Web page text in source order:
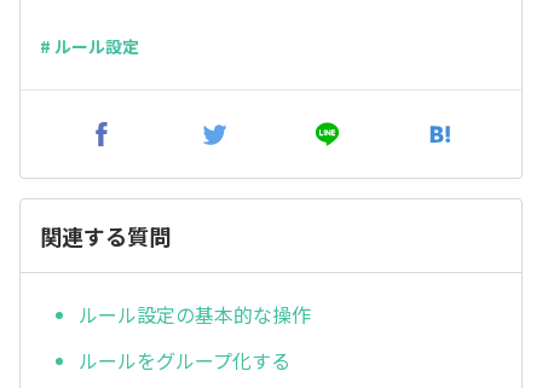
# ルール設定
関連する質問
ルール設定の基本的な操作
ルールをグループ化する